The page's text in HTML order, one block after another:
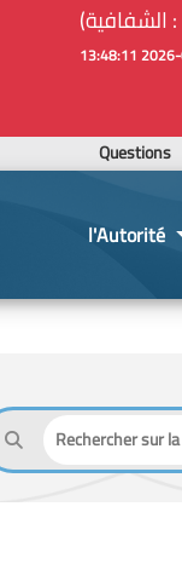
2026-02-
Questions
l'Autorité